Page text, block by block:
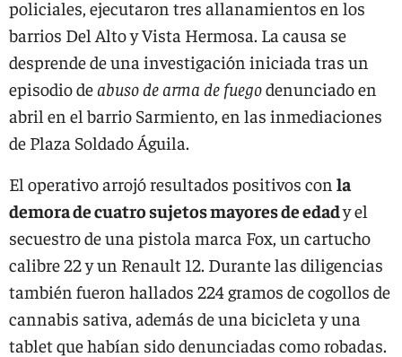
policiales, ejecutaron tres allanamientos en los
barrios Del Alto y Vista Hermosa. La causa se
desprende de una investigación iniciada tras un
episodio deabuso de arma de fuegodenunciado en
abril en el barrio Sarmiento, en las inmediaciones
de Plaza Soldado Águila.
El operativo arrojó resultados positivos con la
demora de cuatro sujetos mayores de edady el
secuestro de una pistola marca Fox, un cartucho
calibre 22 y un Renault 12. Durante las diligencias
también fueron hallados 224 gramos de cogollos de
cannabis sativa, además de una bicicleta y una
tablet que habían sido denunciadas como robadas.